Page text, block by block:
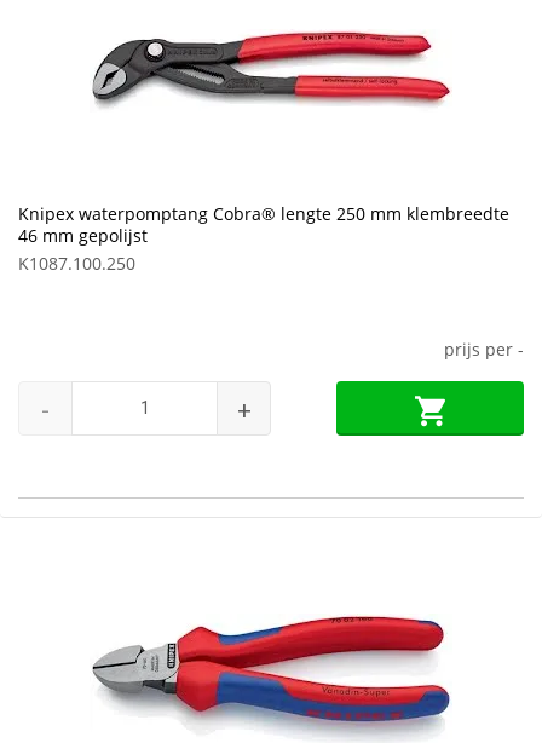
Knipex waterpomptang Cobra® lengte 250 mm klembreedte
46 mm gepolijst
K1087.100.250
prijs per -
- +